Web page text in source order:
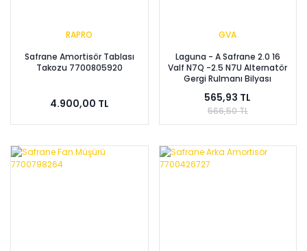
RAPRO
Safrane Amortisör Tablası
Takozu 7700805920
4.900,00 TL
GVA
Laguna - A Safrane 2.0 16
Valf N7Q -2.5 N7U Alternatör
Gergi Rulmanı Bilyası
565,93 TL
566,50 TL